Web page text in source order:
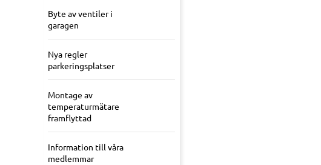
Byte av ventiler i
garagen
Nya regler
parkeringsplatser
Montage av
temperaturmätare
framflyttad
Information till våra
medlemmar